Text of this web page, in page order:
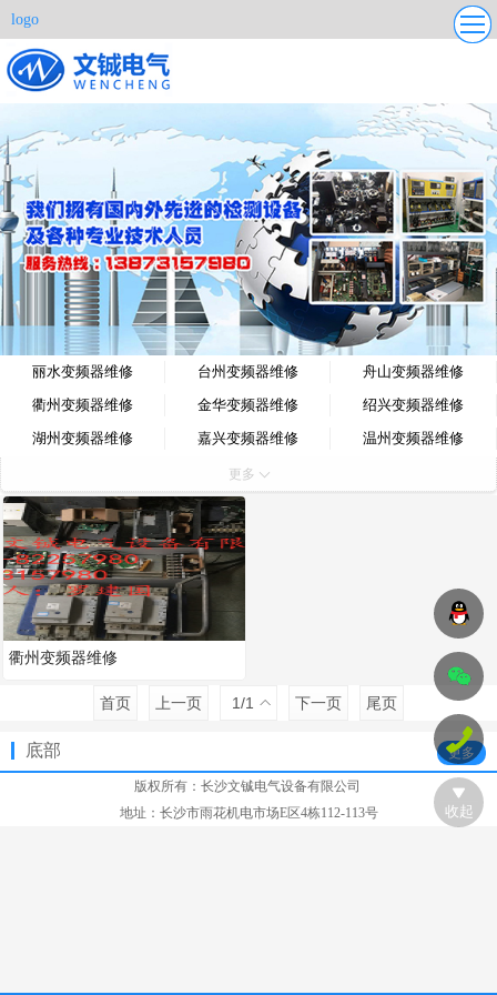
logo 更多
丽水变频器维修 台州变频器维修
舟山变频器维修
衢州变频器维修
金华变频器维修
绍兴变频器维修
湖州变频器维修
嘉兴变频器维修
温州变频器维修
杭州变频器维修
更多
衢州变频器维修
首页 上一页 1/1 下一页 尾页
底部 更多
版权所有： 长沙文铖电气设备有限公司
地址：长沙市雨花机电市场E区4栋112-113号
收起